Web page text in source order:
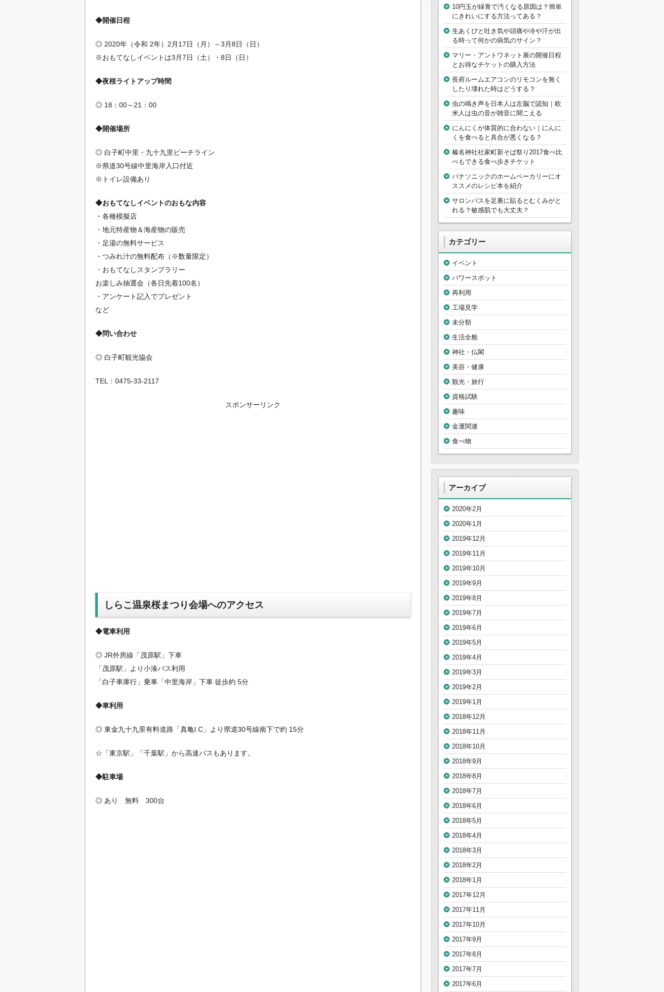
◆開催日程
◎ 2020年（令和 2年）2月17日（月）～3月8日（日）
※おもてなしイベントは3月7日（土）・8日（日）
◆夜桜ライトアップ時間
◎ 18：00～21：00
◆開催場所
◎ 白子町中里・九十九里ビーチライン
※県道30号線中里海岸入口付近
※トイレ設備あり
◆おもてなしイベントのおもな内容
・各種模擬店
・地元特産物＆海産物の販売
・足湯の無料サービス
・つみれ汁の無料配布（※数量限定）
・おもてなしスタンプラリー
お楽しみ抽選会（各日先着100名）
・アンケート記入でプレゼント
など
◆問い合わせ
◎ 白子町観光協会
TEL：0475-33-2117
スポンサーリンク
しらこ温泉桜まつり会場へのアクセス
◆電車利用
◎ JR外房線「茂原駅」下車
「茂原駅」より小湊バス利用
「白子車庫行」乗車「中里海岸」下車 徒歩約 5分
◆車利用
◎ 東金九十九里有料道路「真亀I.C」より県道30号線南下で約 15分
☆「東京駅」「千葉駅」から高速バスもあります。
◆駐車場
◎ あり 無料 300台
10円玉が緑青で汚くなる原因は？簡単
にきれいにする方法ってある？
生あくびと吐き気や頭痛や冷や汗が出
る時って何かの病気のサイン？
マリー・アントワネット展の開催日程
とお得なチケットの購入方法
長府ルームエアコンのリモコンを無く
したり壊れた時はどうする？
虫の鳴き声を日本人は左脳で認知｜欧
米人は虫の音が雑音に聞こえる
にんにくが体質的に合わない｜にんに
くを食べると具合が悪くなる？
榛名神社社家町新そば祭り2017食べ比
べもできる食べ歩きチケット
パナソニックのホームベーカリーにオ
ススメのレシピ本を紹介
サロンパスを足裏に貼るとむくみがと
れる？敏感肌でも大丈夫？
カテゴリー
イベント
パワースポット
再利用
工場見学
未分類
生活全般
神社・仏閣
美容・健康
観光・旅行
資格試験
趣味
金運関連
食べ物
アーカイブ
2020年2月
2020年1月
2019年12月
2019年11月
2019年10月
2019年9月
2019年8月
2019年7月
2019年6月
2019年5月
2019年4月
2019年3月
2019年2月
2019年1月
2018年12月
2018年11月
2018年10月
2018年9月
2018年8月
2018年7月
2018年6月
2018年5月
2018年4月
2018年3月
2018年2月
2018年1月
2017年12月
2017年11月
2017年10月
2017年9月
2017年8月
2017年7月
2017年6月